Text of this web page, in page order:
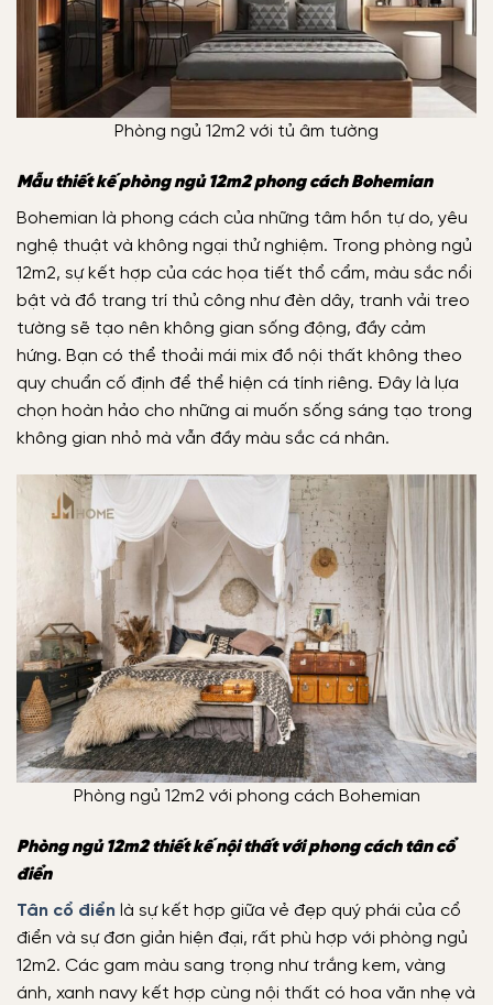
Phòng ngủ 12m2 với tủ âm tường
Mẫu thiết kế phòng ngủ 12m2 phong cách Bohemian
Bohemian là phong cách của những tâm hồn tự do, yêu
nghệ thuật và không ngại thử nghiệm. Trong phòng ngủ
12m2, sự kết hợp của các họa tiết thổ cẩm, màu sắc nổi
bật và đồ trang trí thủ công như đèn dây, tranh vải treo
tường sẽ tạo nên không gian sống động, đầy cảm
hứng. Bạn có thể thoải mái mix đồ nội thất không theo
quy chuẩn cố định để thể hiện cá tính riêng. Đây là lựa
chọn hoàn hảo cho những ai muốn sống sáng tạo trong
không gian nhỏ mà vẫn đầy màu sắc cá nhân.
Phòng ngủ 12m2 với phong cách Bohemian
Phòng ngủ 12m2 thiết kế nội thất với phong cách tân cổ
điển
Tân cổ điển là sự kết hợp giữa vẻ đẹp quý phái của cổ
điển và sự đơn giản hiện đại, rất phù hợp với phòng ngủ
12m2. Các gam màu sang trọng như trắng kem, vàng
ánh, xanh navy kết hợp cùng nội thất có hoa văn nhẹ và